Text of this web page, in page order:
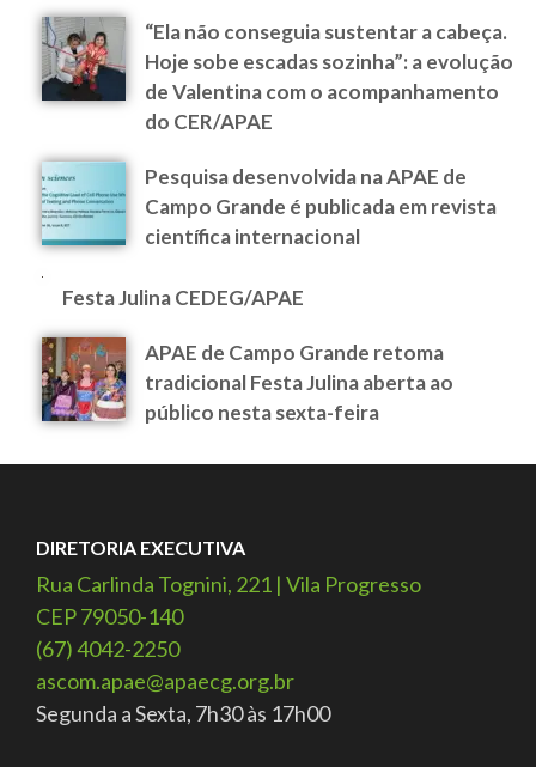
“Ela não conseguia sustentar a cabeça.
Hoje sobe escadas sozinha”: a evolução
de Valentina com o acompanhamento
do CER/APAE
Pesquisa desenvolvida na APAE de
Campo Grande é publicada em revista
científica internacional
Festa Julina CEDEG/APAE
APAE de Campo Grande retoma
tradicional Festa Julina aberta ao
público nesta sexta-feira
DIRETORIA EXECUTIVA
Rua Carlinda Tognini, 221 | Vila Progresso
CEP 79050-140
(67) 4042-2250
ascom.apae@apaecg.org.br
Segunda a Sexta, 7h30 às 17h00